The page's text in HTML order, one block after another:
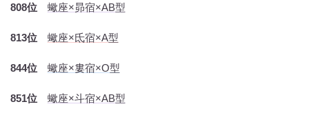
808位 蠍座×昴宿×AB型
813位 蠍座×氐宿×A型
844位 蠍座×婁宿×O型
851位 蠍座×斗宿×AB型